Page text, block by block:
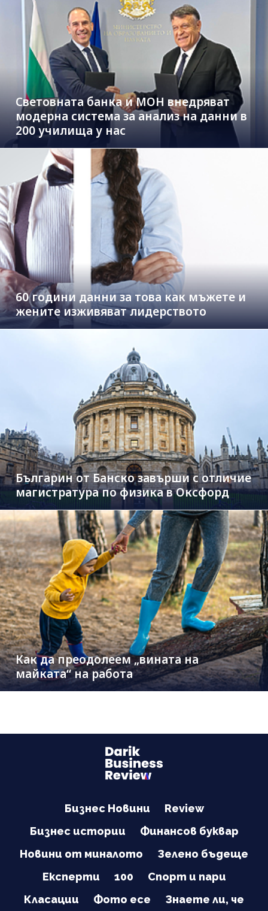
Световната банка и МОН внедряват
модерна система за анализ на данни в
200 училища у нас
60 години данни за това как мъжете и
жените изживяват лидерството
Българин от Банско завърши с отличие
магистратура по физика в Оксфорд
Как да преодолеем „вината на
майката“ на работа
Бизнес Новини
Review
Бизнес истории
Финансов буквар
Новини от миналото
Зелено бъдеще
Експерти
100
Спорт и пари
Класации
Фото есе Знаете ли, че